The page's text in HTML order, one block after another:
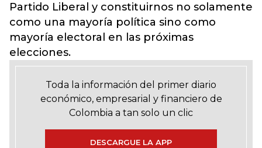
Partido Liberal y constituirnos no solamente
como una mayoría política sino como
mayoría electoral en las próximas
elecciones.
Toda la información del primer diario
económico, empresarial y financiero de
Colombia a tan solo un clic
DESCARGUE LA APP